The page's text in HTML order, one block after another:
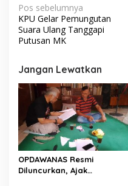
N
a
v
i
g
a
i
p
o
Pos sebelumnya
KPU Gelar Pemungutan
Suara Ulang Tanggapi
Putusan MK
Jangan Lewatkan
OPDAWANAS Resmi
Diluncurkan, Ajak